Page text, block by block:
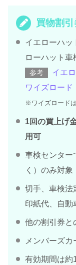
買物割
イエローハッ
ローハット
参考 イエ
ワイズロード
※ワイズロード
1回の買上げ
用可
車検センター
く）のみ対象
切手、車検法
印紙代、自動
他の割引券と
メンバーズ
有効期間は約